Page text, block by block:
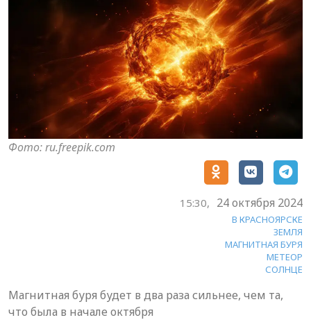
Фото: ru.freepik.com
15:30, 24 октября 2024
В КРАСНОЯРСКЕ
ЗЕМЛЯ
МАГНИТНАЯ БУРЯ
МЕТЕОР
СОЛНЦЕ
Магнитная буря будет в два раза сильнее, чем та,
что была в начале октября